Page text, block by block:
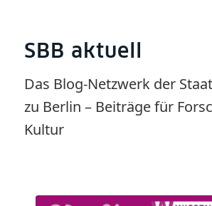
SBB aktuell
Das Blog-Netzwerk der
zu Berlin – Beiträge für
Kultur